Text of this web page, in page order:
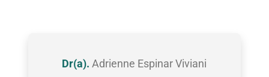
Dr(a). Adrienne Espinar Viviani